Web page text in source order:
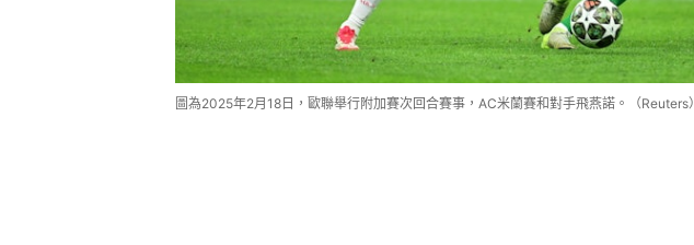
圖為2025年2月18日，歐聯舉行附加賽次回合賽事，AC米蘭賽和對手飛燕諾。（Reuters）